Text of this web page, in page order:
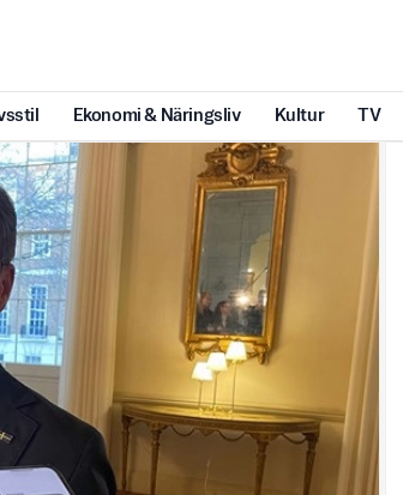
Ekonomi & Näringsliv Kultur TV